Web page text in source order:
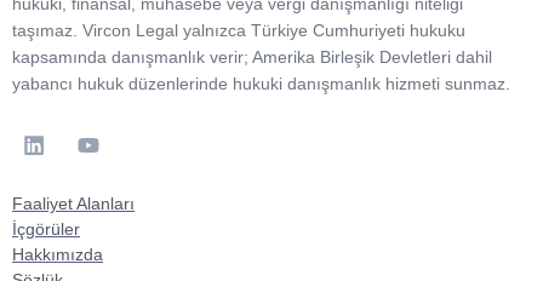
taşımaz. Vircon Legal yalnızca Türkiye Cumhuriyeti hukuku
kapsamında danışmanlık verir; Amerika Birleşik Devletleri dahil
yabancı hukuk düzenlerinde hukuki danışmanlık hizmeti sunmaz.
Faaliyet Alanları
İçgörüler
Hakkımızda